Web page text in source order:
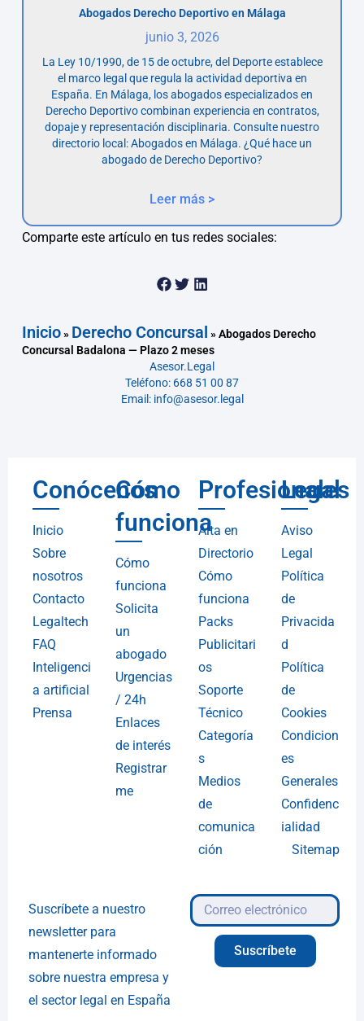
Abogados Derecho Deportivo en Málaga
junio 3, 2026
La Ley 10/1990, de 15 de octubre, del Deporte establece
el marco legal que regula la actividad deportiva en
España. En Málaga, los abogados especializados en
Derecho Deportivo combinan experiencia en contratos,
dopaje y representación disciplinaria. Consulte nuestro
directorio local: Abogados en Málaga. ¿Qué hace un
abogado de Derecho Deportivo?
Leer más >
Comparte este artículo en tus redes sociales:
Inicio» Derecho Concursal »Abogados Derecho
Concursal Badalona — Plazo 2 meses
Asesor.Legal
Teléfono: 668 51 00 87
Email: info@asesor.legal
Conócenos
Inicio
Sobre
nosotros
Contacto
Legaltech
FAQ
Inteligenci
a artificial
Prensa
Cómo
funciona
Cómo
funciona
Solicita
un
abogado
Urgencias
/ 24h
Enlaces
de interés
Registrar
me
Profesionales
Alta en
Directorio
Cómo
funciona
Packs
Publicitari
os
Soporte
Técnico
Categoría
s
Medios
de
comunica
ción
Legal
Aviso
Legal
Política
de
Privacida
d
Política
de
Cookies
Condicion
es
Generales
Confidenc
ialidad
Sitemap
Suscríbete a nuestro
newsletter para
mantenerte informado
sobre nuestra empresa y
el sector legal en España
Suscríbete